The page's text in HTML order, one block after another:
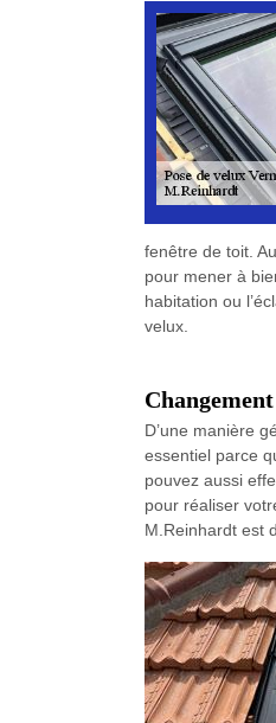
fenêtre de toit.
pour mener à
habitation ou
velux.
D’une manière
essentiel parce
pouvez aussi
pour réaliser
M.Reinhardt est